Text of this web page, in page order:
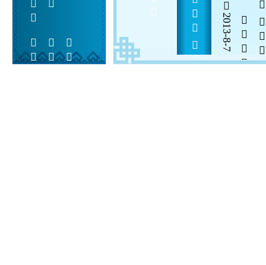
  
2013-8-7